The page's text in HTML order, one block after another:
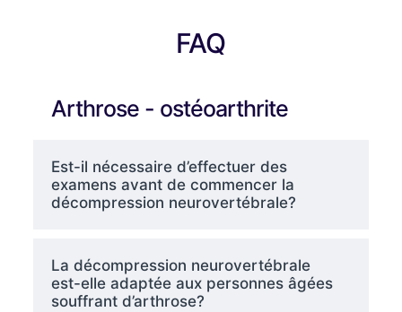
FAQ
Arthrose - ostéoarthrite
Est-il nécessaire d’effectuer des
examens avant de commencer la
décompression neurovertébrale?
La décompression neurovertébrale
est-elle adaptée aux personnes âgées
souffrant d’arthrose?